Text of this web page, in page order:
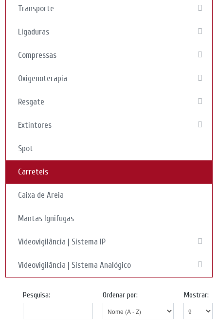
Transporte
Ligaduras
Compressas
Oxigenoterapia
Resgate
Extintores
Spot
Carreteis
Caixa de Areia
Mantas Ignifugas
Videovigilância | Sistema IP
Videovigilância | Sistema Analógico
Mostrar:
Ordenar por:
Pesquisa: